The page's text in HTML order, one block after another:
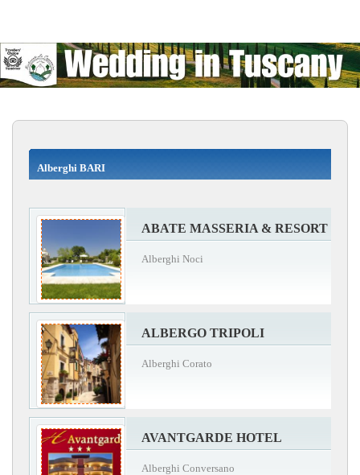
Alberghi BARI
ABATE MASSERIA & RESORT
Alberghi Noci
ALBERGO TRIPOLI
Alberghi Corato
AVANTGARDE HOTEL
Alberghi Conversano